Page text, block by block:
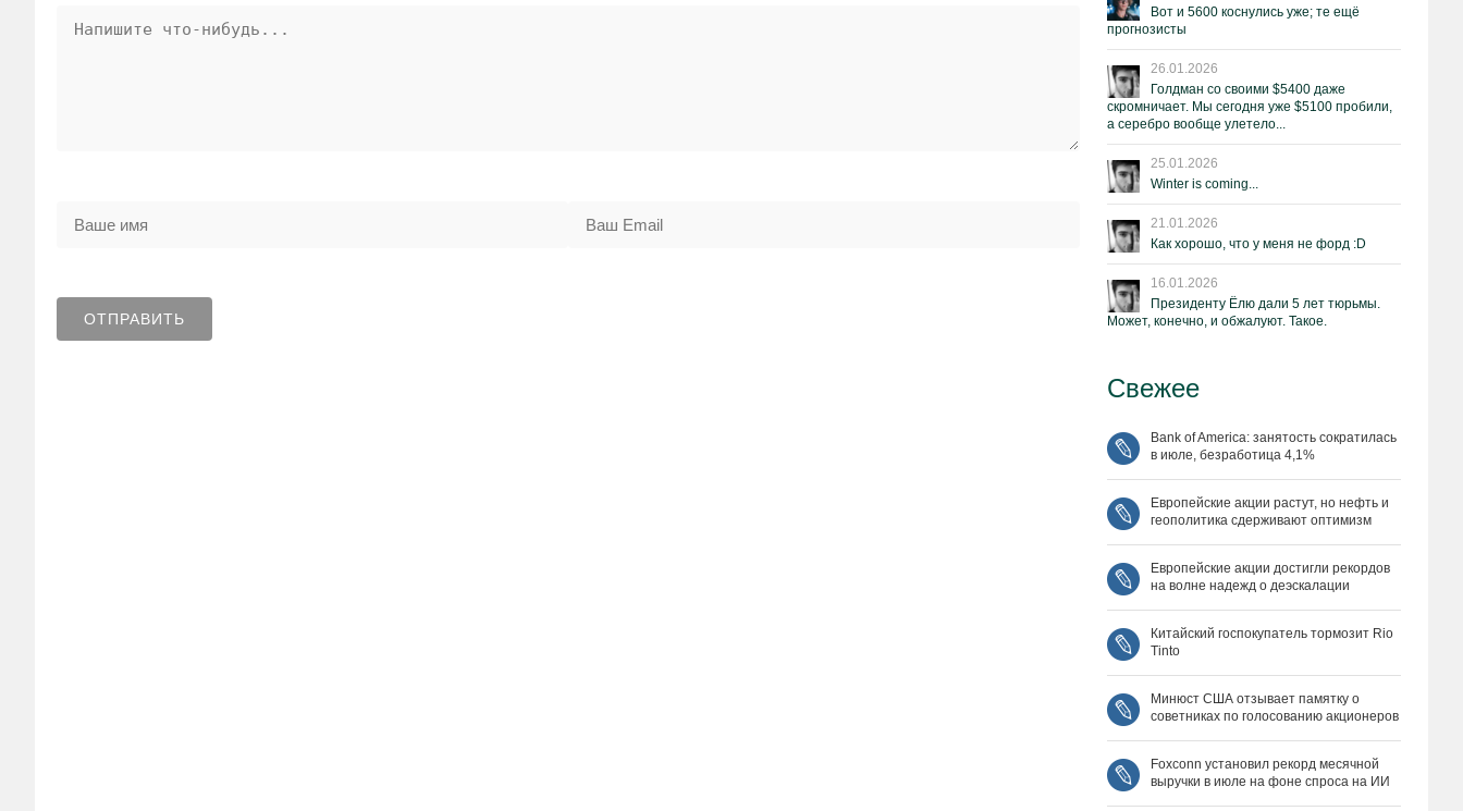
Вот и 5600 коснулись уже; те ещё
прогнозисты
26.01.2026
Голдман со своими $5400 даже
скромничает. Мы сегодня уже $5100 пробили,
а серебро вообще улетело...
25.01.2026
Winter is coming...
21.01.2026
Как хорошо, что у меня не форд :D
16.01.2026
Президенту Ёлю дали 5 лет тюрьмы.
Может, конечно, и обжалуют. Такое.
Свежее
Bank of America: занятость сократилась
в июле, безработица 4,1%
Европейские акции растут, но нефть и
геополитика сдерживают оптимизм
Европейские акции достигли рекордов
на волне надежд о деэскалации
Китайский госпокупатель тормозит Rio
Tinto
Минюст США отзывает памятку о
советниках по голосованию акционеров
Foxconn установил рекорд месячной
выручки в июле на фоне спроса на ИИ